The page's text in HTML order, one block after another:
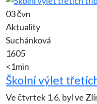
03 čvn
Aktuality
Suchánková
1605
<1min
Školní výlet
Ve čtvrtek 1.6. byl ve